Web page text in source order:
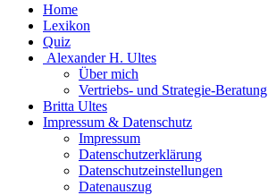
Home
Lexikon
Quiz
Alexander H. Ultes
Über mich
Vertriebs- und Strategie-Beratung
Britta Ultes
Impressum & Datenschutz
Impressum
Datenschutzerklärung
Datenschutzeinstellungen
Datenauszug